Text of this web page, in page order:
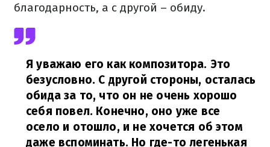
благодарность, а с другой – обиду.
Я уважаю его как композитора. Это
безусловно. С другой стороны, осталась
обида за то, что он не очень хорошо
себя повел. Конечно, оно уже все
осело и отошло, и не хочется об этом
даже вспоминать. Но где-то легенькая